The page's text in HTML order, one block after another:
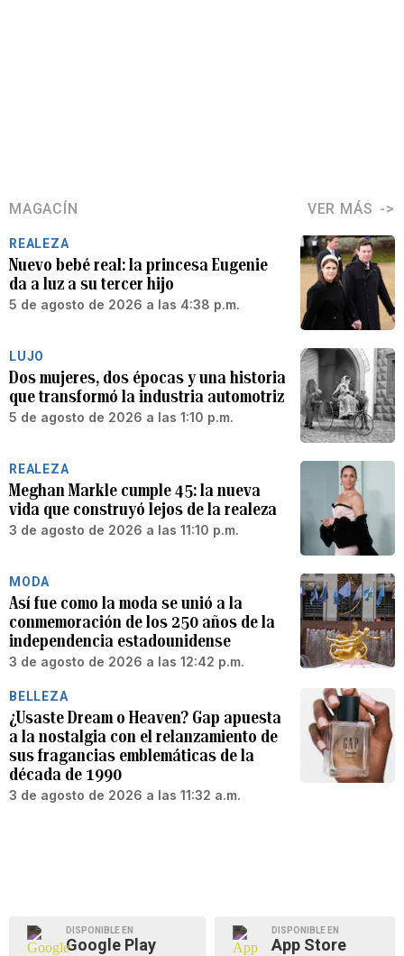
MAGACÍN VER MÁS
REALEZA
Nuevo bebé real: la princesa Eugenie
da a luz a su tercer hijo
5 de agosto de 2026 a las 4:38 p.m.
LUJO
Dos mujeres, dos épocas y una historia
que transformó la industria automotriz
5 de agosto de 2026 a las 1:10 p.m.
REALEZA
Meghan Markle cumple 45: la nueva
vida que construyó lejos de la realeza
3 de agosto de 2026 a las 11:10 p.m.
MODA
Así fue como la moda se unió a la
conmemoración de los 250 años de la
independencia estadounidense
3 de agosto de 2026 a las 12:42 p.m.
BELLEZA
¿Usaste Dream o Heaven? Gap apuesta
a la nostalgia con el relanzamiento de
sus fragancias emblemáticas de la
década de 1990
3 de agosto de 2026 a las 11:32 a.m.
DISPONIBLE EN
Google Play
DISPONIBLE EN
App Store